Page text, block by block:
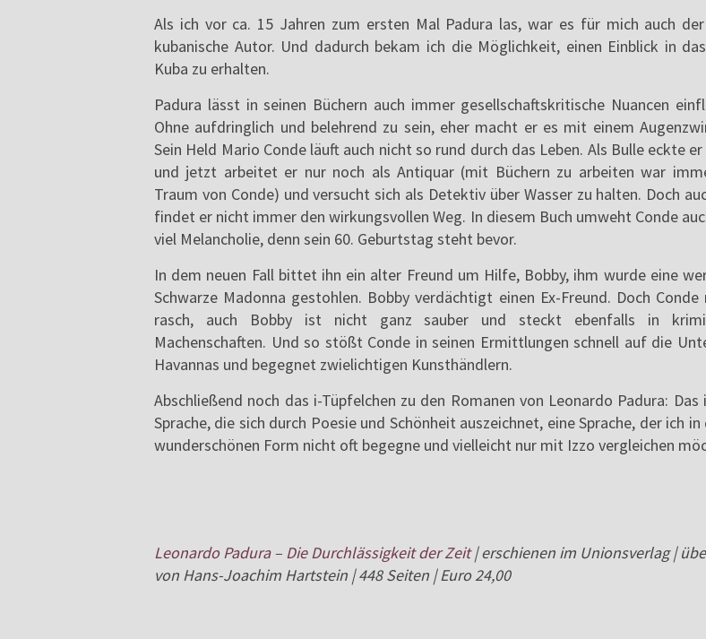
Als ich vor ca. 15 Jahren zum ersten Mal Padura las, war es für mich auch
kubanische Autor. Und dadurch bekam ich die Möglichkeit, einen Einblick in
Kuba zu erhalten.
Padura lässt in seinen Büchern auch immer gesellschaftskritische Nuancen
Ohne aufdringlich und belehrend zu sein, eher macht er es mit einem
Sein Held Mario Conde läuft auch nicht so rund durch das Leben. Als Bulle eckte
und jetzt arbeitet er nur noch als Antiquar (mit Büchern zu arbeiten war
Traum von Conde) und versucht sich als Detektiv über Wasser zu halten. Doch
findet er nicht immer den wirkungsvollen Weg. In diesem Buch umweht Conde
viel Melancholie, denn sein 60. Geburtstag steht bevor.
In dem neuen Fall bittet ihn ein alter Freund um Hilfe, Bobby, ihm wurde eine
Schwarze Madonna gestohlen. Bobby verdächtigt einen Ex-Freund. Doch
rasch, auch Bobby ist nicht ganz sauber und steckt ebenfalls in
Machenschaften. Und so stößt Conde in seinen Ermittlungen schnell auf die
Havannas und begegnet zwielichtigen Kunsthändlern.
Abschließend noch das i-Tüpfelchen zu den Romanen von Leonardo Padura:
Sprache, die sich durch Poesie und Schönheit auszeichnet, eine Sprache, der ich in
wunderschönen Form nicht oft begegne und vielleicht nur mit Izzo vergleichen
Leonardo Padura – Die Durchlässigkeit der Zeit| erschienen im Unionsverlag |
von Hans-Joachim Hartstein | 448 Seiten | Euro 24,00